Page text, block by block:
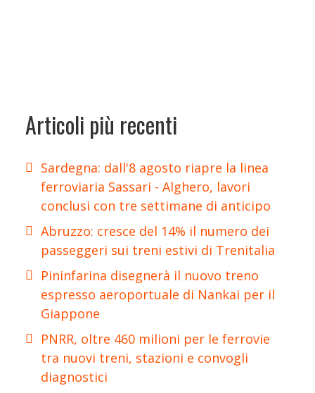
Articoli più recenti
Sardegna: dall'8 agosto riapre la linea
ferroviaria Sassari - Alghero, lavori
conclusi con tre settimane di anticipo
Abruzzo: cresce del 14% il numero dei
passeggeri sui treni estivi di Trenitalia
Pininfarina disegnerà il nuovo treno
espresso aeroportuale di Nankai per il
Giappone
PNRR, oltre 460 milioni per le ferrovie
tra nuovi treni, stazioni e convogli
diagnostici